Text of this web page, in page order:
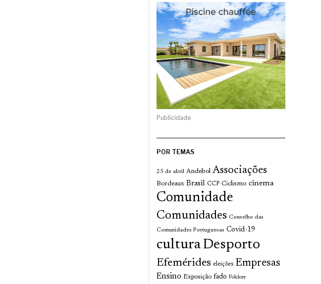
Publicidade
POR TEMAS
25 de abril Andebol Associações
Bordeaux Brasil CCP Ciclismo cinema
Comunidade
Comunidades Conselho das
Comunidades Portuguesas Covid-19
culturaDesporto
Efemérides eleições Empresas
Ensino Exposição fado Folclore